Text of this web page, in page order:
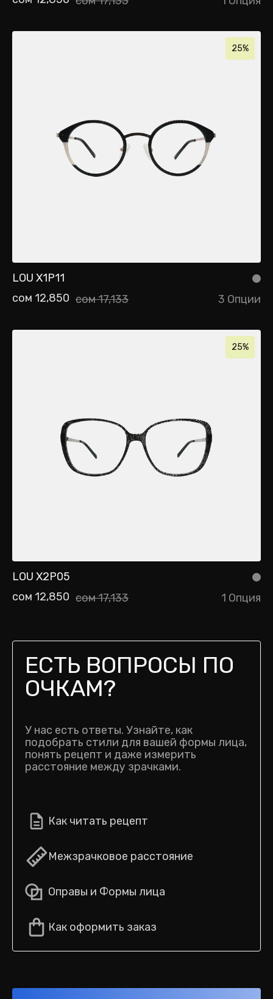
25%
LOU X1P11
сом 12,850 сом 17,133 3 Опции
25%
LOU X2P05
сом 12,850 сом 17,133 1 Опция
ЕСТЬ ВОПРОСЫ ПО
ОЧКАМ?
У нас есть ответы. Узнайте, как
подобрать стили для вашей формы лица,
понять рецепт и даже измерить
расстояние между зрачками.
Как читать рецепт
Межзрачковое расстояние
Оправы и Формы лица
Как оформить заказ